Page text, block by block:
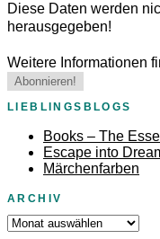
Diese Daten werden
herausgegeben!
Weitere Informationen
LIEBLINGSBLOGS
Books – The
Escape into
Märchenfarben
ARCHIV
Archiv